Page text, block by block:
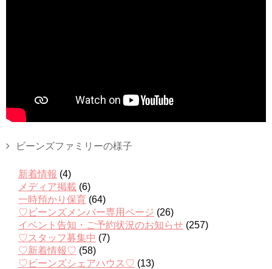
ビーンズファミリーの様子
新着情報 (4)
メディア掲載 (6)
一時預かり保育 (64)
♡ビーンズメンバー専用ページ (26)
イベント告知・ご予約状況のお知らせ (257)
♡スタッフ募集中 (7)
♡新着情報♡ (58)
♡ビーンズシェアハウス♡ (13)